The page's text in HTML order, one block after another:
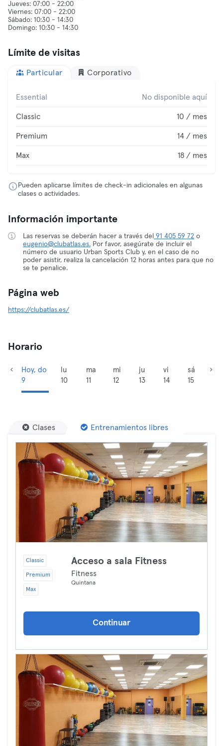
Jueves: 07:00 - 22:00
Viernes: 07:00 - 22:00
Sábado: 10:30 - 14:30
Límite de visitas
Particular Corporativo
Essential No disponible aquí
Classic 10 / mes
Premium 14 / mes
Max 18 / mes
Pueden aplicarse límites de check-in adicionales en algunas
clases o actividades.
Información importante
Las reservas se deberán hacer a través del 91 405 59 72 o
eugenio@clubatlas.es. Por favor, asegúrate de incluir el
número de usuario Urban Sports Club y, en el caso de no
poder asistir, realiza la cancelación 12 horas antes para que no
se te penalice.
Página web
https://clubatlas.es/
Horario
Hoy, do
9
lu
10
ma
11
mi
12
ju
13
vi
14
sá
15
Clases Entrenamientos libres
Classic
Premium
Max
Acceso a sala Fitness
Fitness
Quintana
Continuar